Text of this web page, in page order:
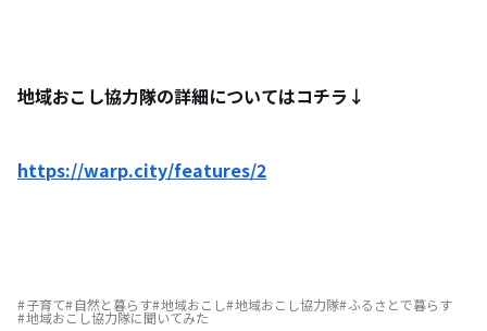
地域おこし協力隊の詳細についてはコチラ↓
https://warp.city/features/2
子育て 自然と暮らす 地域おこし 地域おこし協力隊 ふるさとで暮らす
地域おこし協力隊に聞いてみた